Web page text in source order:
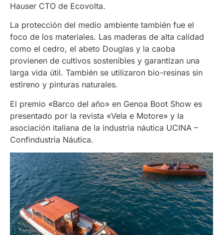
Hauser CTO de Ecovolta.
La protección del medio ambiente también fue el
foco de los materiales. Las maderas de alta calidad
como el cedro, el abeto Douglas y la caoba
provienen de cultivos sostenibles y garantizan una
larga vida útil. También se utilizaron bio-resinas sin
estireno y pinturas naturales.
El premio «Barco del año» en Genoa Boot Show es
presentado por la revista «Vela e Motore» y la
asociación italiana de la industria náutica UCINA –
Confindustria Náutica.